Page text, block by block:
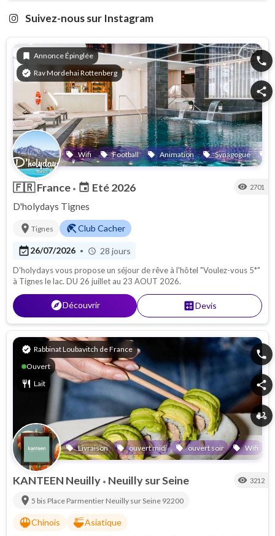
Suivez-nous sur Instagram
bookmark Annonce Épinglée
verified Rav Mordehai Rottenberg
local_offer Wifi local_offer Football local_offer Animation local_offer Synagogue local_offer
phone
share
🇫🇷France • event Eté 2026 visibility 2701
D'holydays Tignes
location_on Tignes beach_accessClub Cacher
event_available26/07/2026 • schedule 28 jours
D'holydays vous propose un séjour de rêve à l'hôtel "Voulez-vous 5*"
à Tignes le lac. DU 26 juillet au 23 AOUT 2026.
exploreDécouvrir calculateDevis
verified Rabbinat Loubavitch de France
Ouvert
restaurant Lait
local_offer Livraison local_offer ouvert midi local_offer ouvert soir local_offer Wifi
phone
share
delivery_dining
KANTEEN Neuilly • Neuilly sur Seine visibility 3212
location_on 5 bis Place Parmentier Neuilly sur Seine 92200
rice_bowlChinois ramen_diningAsiatique